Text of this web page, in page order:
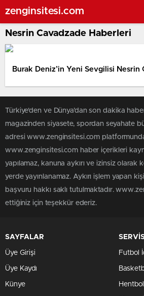
zenginsitesi.com
Nesrin Cavadzade Haberleri
Burak Deniz’in Yeni Sevgilisi Nesrin
Türkiye'den ve Dünya’dan son dakika
magazinden siyasete, spordan seyahate
adresi www.zenginsitesi.com
www.zenginsitesi.com haber içerikleri
yapılamaz, kanuna aykırı ve izinsiz olarak
yerde yayınlanamaz. Aykırı işlem yapan
başvuru hakkı saklı tutulmaktadır.
ettiğiniz için teşekkür ederiz.
SAYFALAR
Üye Girişi
Üye Kaydı
Künye
Futbol